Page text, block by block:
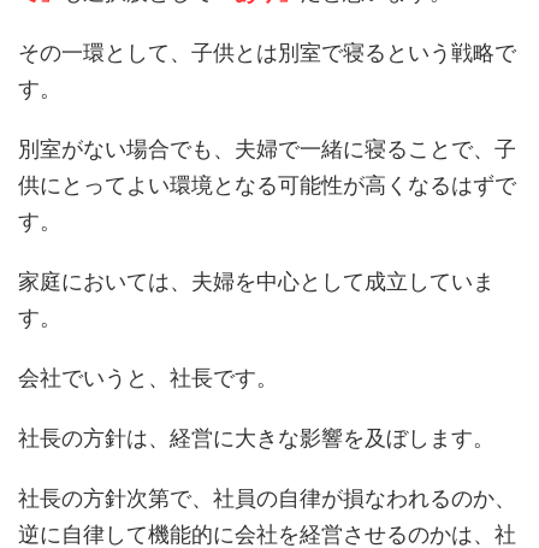
その一環として、子供とは別室で寝るという戦略で
す。
別室がない場合でも、夫婦で一緒に寝ることで、子
供にとってよい環境となる可能性が高くなるはずで
す。
家庭においては、夫婦を中心として成立していま
す。
会社でいうと、社長です。
社長の方針は、経営に大きな影響を及ぼします。
社長の方針次第で、社員の自律が損なわれるのか、
逆に自律して機能的に会社を経営させるのかは、社